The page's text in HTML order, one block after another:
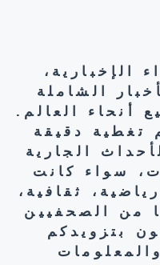
الإخبارية،
الشاملة
أنحاء العالم.
تغطية دقيقة
الجارية
سواء كانت
ثقافية،
من الصحفيين
بتزويدكم